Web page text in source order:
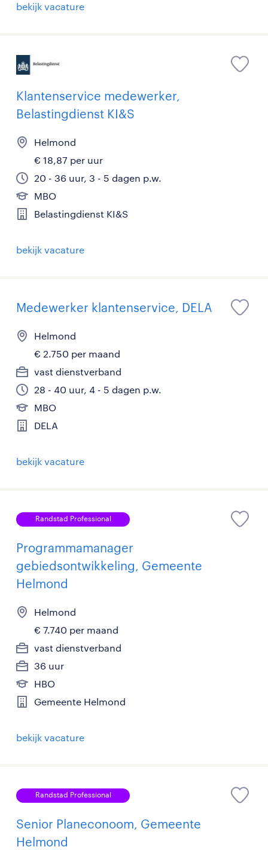
bekijk vacature
Klantenservice medewerker,
Belastingdienst KI&S
Helmond
€ 18,87 per uur
20 - 36 uur, 3 - 5 dagen p.w.
MBO
Belastingdienst KI&S
bekijk vacature
Medewerker klantenservice, DELA
Helmond
€ 2.750 per maand
vast dienstverband
28 - 40 uur, 4 - 5 dagen p.w.
MBO
DELA
bekijk vacature
Randstad Professional
Programmamanager
gebiedsontwikkeling, Gemeente
Helmond
Helmond
€ 7.740 per maand
vast dienstverband
36 uur
HBO
Gemeente Helmond
bekijk vacature
Randstad Professional
Senior Planeconoom, Gemeente
Helmond